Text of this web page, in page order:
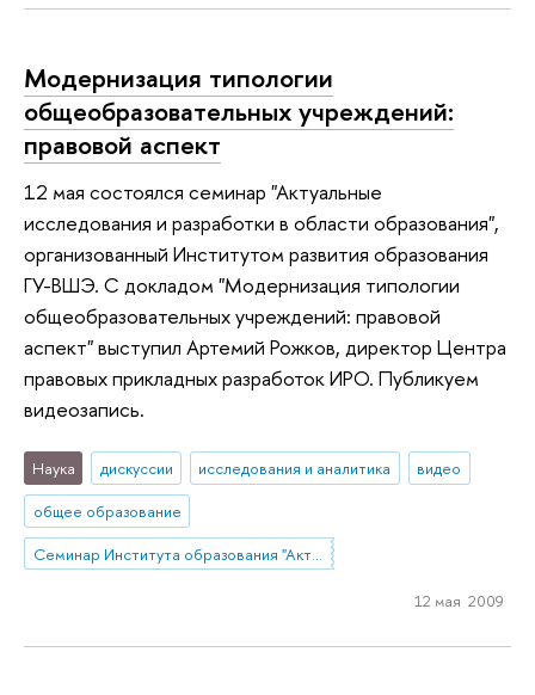
Модернизация типологии
общеобразовательных учреждений:
правовой аспект
12 мая состоялся семинар "Актуальные
исследования и разработки в области образования",
организованный Институтом развития образования
ГУ-ВШЭ. С докладом "Модернизация типологии
общеобразовательных учреждений: правовой
аспект" выступил Артемий Рожков, директор Центра
правовых прикладных разработок ИРО. Публикуем
видеозапись.
Наука дискуссии исследования и аналитика
видео
общее образование
Семинар Института образования "Актуальные исследования и разработки в области образования"
12 мая 2009